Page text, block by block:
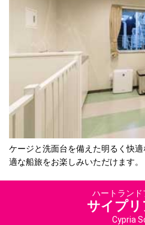
ケージと洗面台を備えた明るく快
適な船旅をお楽しみいただけます。
ハートランド
サイプリ
Cypria